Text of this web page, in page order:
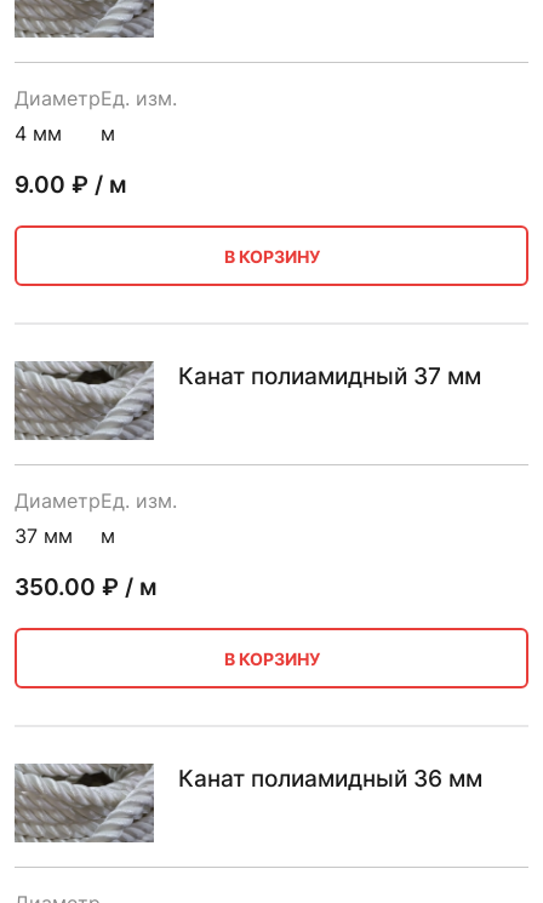
Диаметр
4 мм
Ед. изм.
м
9.00 ₽ / м
В КОРЗИНУ
Канат полиамидный 37 мм
Диаметр
37 мм
Ед. изм.
м
350.00 ₽ / м
В КОРЗИНУ
Канат полиамидный 36 мм